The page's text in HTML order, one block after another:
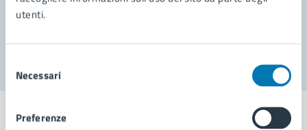
utenti.
delNecessari
Preferenze
Problemi in città